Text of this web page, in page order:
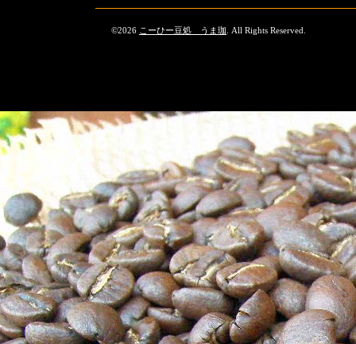
©2026 こーひー豆処 うま珈 . All Rights Reserved.